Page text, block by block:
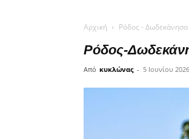
Αρχική Ρόδος - Δωδεκάνησα
Ρόδος-
Από κυκλώνας - 5 Ιουνίου 2026